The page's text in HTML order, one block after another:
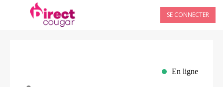
SE CONNECTER
En ligne